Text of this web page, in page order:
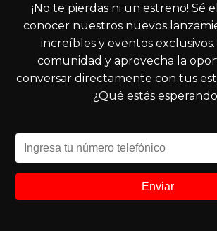
¡No te pierdas ni un estreno! Sé
conocer nuestros nuevos
increíbles y eventos
comunidad y aprovecha la
conversar directamente con tus
¿Qué estás